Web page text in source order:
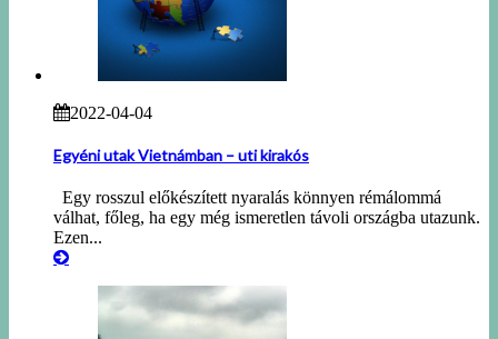
2022-04-04
Egyéni utak Vietnámban – uti kirakós
Egy rosszul előkészített nyaralás könnyen rémálommá
válhat, főleg, ha egy még ismeretlen távoli országba utazunk.
Ezen...